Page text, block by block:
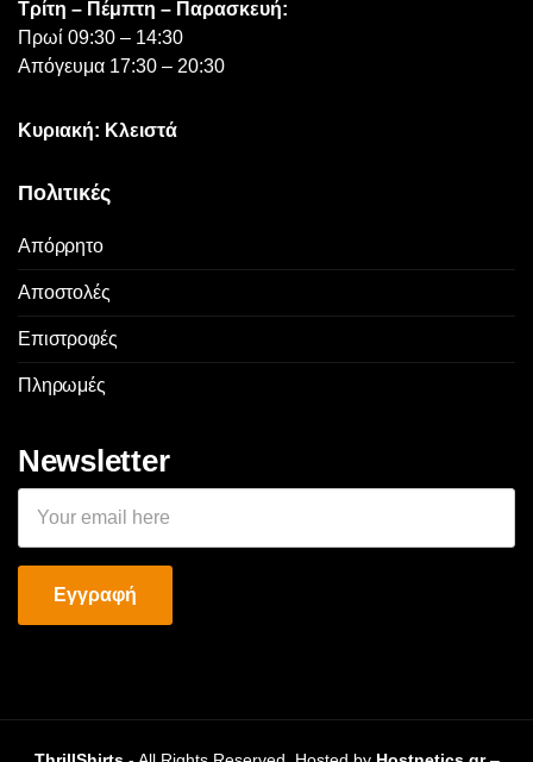
Τρίτη – Πέμπτη – Παρασκευή:
Πρωί 09:30 – 14:30
Απόγευμα 17:30 – 20:30
Κυριακή: Κλειστά
Πολιτικές
Απόρρητο
Αποστολές
Επιστροφές
Πληρωμές
Newsletter